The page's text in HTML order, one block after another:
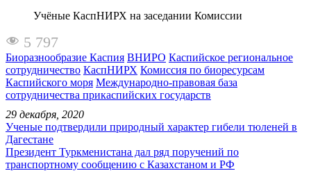
Учёные КаспНИРХ на заседании Комиссии
5 797
Биоразнообразие Каспия ВНИРО Каспийское региональное
сотрудничество КаспНИРХ Комиссия по биоресурсам
Каспийского моря Международно-правовая база
сотрудничества прикаспийских государств
29 декабря, 2020
Ученые подтвердили природный характер гибели тюленей в
Дагестане
Президент Туркменистана дал ряд поручений по
транспортному сообщению с Казахстаном и РФ